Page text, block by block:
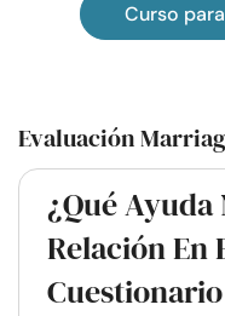
Curso
Evaluación
¿Qué Ayuda
Relación En
Cuestionario